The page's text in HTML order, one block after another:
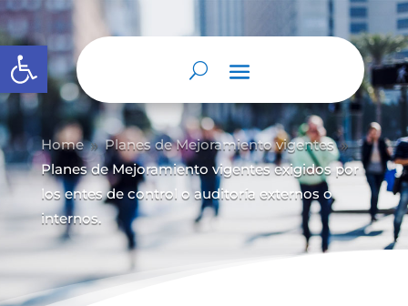
Abrir barra de herramientas
Home 9 Planes de Mejoramiento vigentes 9
Planes de Mejoramiento vigentes exigidos por
los entes de control o auditoría externos o
internos.